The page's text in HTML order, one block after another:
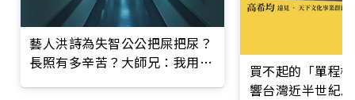
藝人洪詩為失智公公把屎把尿？
長照有多辛苦？大師兄：我用最
買不起的「單程
響台灣近半世紀